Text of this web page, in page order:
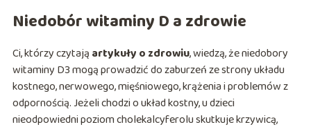
Niedobór witaminy D a zdrowie
Ci, którzy czytają artykuły o zdrowiu, wiedzą, że niedobory
witaminy D3 mogą prowadzić do zaburzeń ze strony układu
kostnego, nerwowego, mięśniowego, krążenia i problemów z
odpornością. Jeżeli chodzi o układ kostny, u dzieci
nieodpowiedni poziom cholekalcyferolu skutkuje krzywicą,